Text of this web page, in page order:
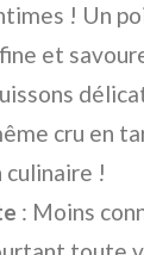
! Un
et
cru en
culinaire !
: Moins